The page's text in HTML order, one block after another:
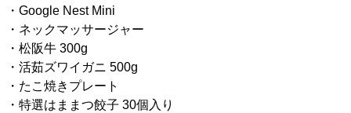
・Google Nest Mini
・ネックマッサージャー
・松阪牛 300g
・活茹ズワイガニ 500g
・たこ焼きプレート
・特選はままつ餃子 30個入り